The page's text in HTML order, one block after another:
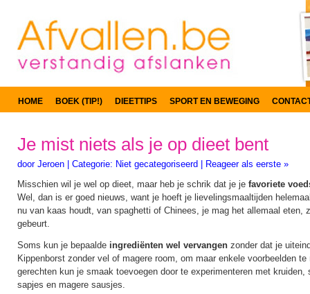
HOME BOEK (TIP!) DIEETTIPS SPORT EN BEWEGING
Je mist niets als je op dieet bent
door Jeroen Categorie: Niet gecategoriseerd
Reageer als eerste »
Misschien wil je wel op dieet, maar heb je schrik dat je je favoriete
Wel, dan is er goed nieuws, want je hoeft je lievelingsmaaltijden
nu van kaas houdt, van spaghetti of Chinees, je mag het allemaal eten,
gebeurt.
Soms kun je bepaalde ingrediënten wel vervangen zonder dat je
Kippenborst zonder vel of magere room, om maar enkele voorbeelden te
gerechten kun je smaak toevoegen door te experimenteren met kruiden,
sapjes en magere sausjes.